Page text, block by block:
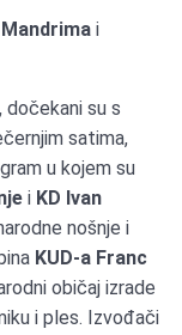
Mandrima i
, dočekani su s
satima,
u kojem su
i KD Ivan
nošnje i
KUD-a Franc
običaj izrade
i ples. Izvođači